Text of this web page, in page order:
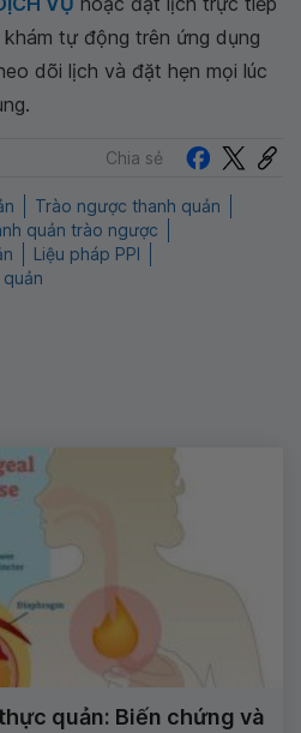
tự động trên ứng dụng
dõi lịch và đặt hẹn mọi lúc
Chia sẻ
Trào ngược thanh quản
quản trào ngược
Liệu pháp PPI
quản: Biến chứng và